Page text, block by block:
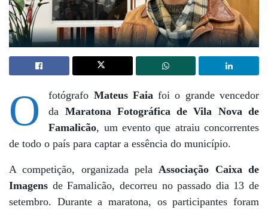
O fotógrafo Mateus Faia foi o grande vencedor
da Maratona Fotográfica de Vila Nova de
Famalicão, um evento que atraiu concorrentes
de todo o país para captar a essência do município.
A competição, organizada pela Associação Caixa de
Imagens de Famalicão, decorreu no passado dia 13 de
setembro. Durante a maratona, os participantes foram